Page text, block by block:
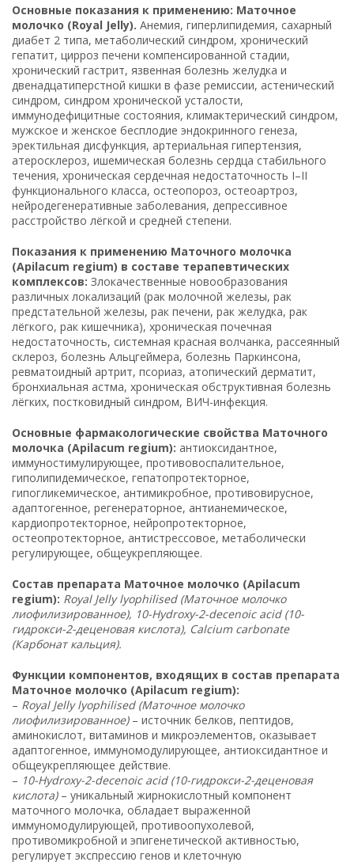
Основные показания к применению: Маточное
молочко (Royal Jelly). Анемия, гиперлипидемия, сахарный
диабет 2 типа, метаболический синдром, хронический
гепатит, цирроз печени компенсированной стадии,
хронический гастрит, язвенная болезнь желудка и
двенадцатиперстной кишки в фазе ремиссии, астенический
синдром, синдром хронической усталости,
иммунодефицитные состояния, климактерический синдром,
мужское и женское бесплодие эндокринного генеза,
эректильная дисфункция, артериальная гипертензия,
атеросклероз, ишемическая болезнь сердца стабильного
течения, хроническая сердечная недостаточность I–II
функционального класса, остеопороз, остеоартроз,
нейродегенеративные заболевания, депрессивное
расстройство лёгкой и средней степени.
Показания к применению Маточного молочка
(Apilacum regium) в составе терапевтических
комплексов: Злокачественные новообразования
различных локализаций (рак молочной железы, рак
предстательной железы, рак печени, рак желудка, рак
лёгкого, рак кишечника), хроническая почечная
недостаточность, системная красная волчанка, рассеянный
склероз, болезнь Альцгеймера, болезнь Паркинсона,
ревматоидный артрит, псориаз, атопический дерматит,
бронхиальная астма, хроническая обструктивная болезнь
лёгких, постковидный синдром, ВИЧ-инфекция.
Основные фармакологические свойства Маточного
молочка (Apilacum regium): антиоксидантное,
иммуностимулирующее, противовоспалительное,
гиполипидемическое, гепатопротекторное,
гипогликемическое, антимикробное, противовирусное,
адаптогенное, регенераторное, антианемическое,
кардиопротекторное, нейропротекторное,
остеопротекторное, антистрессовое, метаболически
регулирующее, общеукрепляющее.
Состав препарата Маточное молочко (Apilacum
regium): Royal Jelly lyophilised (Маточное молочко
лиофилизированное), 10-Hydroxy-2-decenoic acid (10-
гидрокси-2-деценовая кислота), Calcium carbonate
(Карбонат кальция).
Функции компонентов, входящих в состав препарата
Маточное молочко (Apilacum regium):
– Royal Jelly lyophilised (Маточное молочко
лиофилизированное)– источник белков, пептидов,
аминокислот, витаминов и микроэлементов, оказывает
адаптогенное, иммуномодулирующее, антиоксидантное и
общеукрепляющее действие.
– 10-Hydroxy-2-decenoic acid (10-гидрокси-2-деценовая
кислота)– уникальный жирнокислотный компонент
маточного молочка, обладает выраженной
иммуномодулирующей, противоопухолевой,
противомикробной и эпигенетической активностью,
регулирует экспрессию генов и клеточную